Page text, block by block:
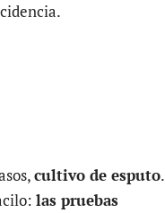
cultivo de esputo.
las pruebas